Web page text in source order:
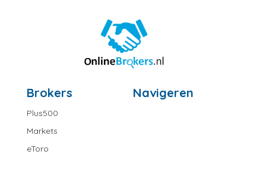
Brokers
Plus500
Markets
eToro
Navigeren